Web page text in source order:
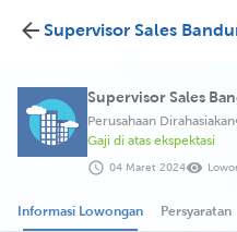
Supervisor Sales
Perusahaan Dirahasiakan
Gaji di atas ekspektasi
04 Maret 2024
Informasi Lowongan Persyaratan